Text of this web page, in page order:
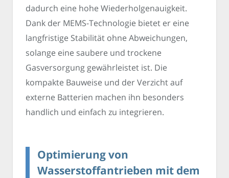
dadurch eine hohe Wiederholgenauigkeit.
Dank der MEMS-Technologie bietet er eine
langfristige Stabilität ohne Abweichungen,
solange eine saubere und trockene
Gasversorgung gewährleistet ist. Die
kompakte Bauweise und der Verzicht auf
externe Batterien machen ihn besonders
handlich und einfach zu integrieren.
Optimierung von
Wasserstoffantrieben mit dem